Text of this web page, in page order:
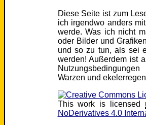
Diese Seite ist zum
ich irgendwo anders
werde. Was ich nicht
oder Bilder und
und so zu tun, als sei
werden! Außerdem ist
Warzen und
This work is licensed
NoDerivatives 4.0